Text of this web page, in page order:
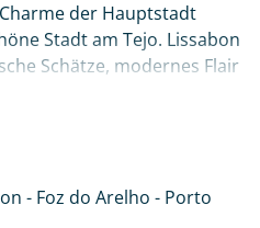
der Hauptstadt
Stadt am Tejo. Lissabon
Schätze, modernes Flair
Die reiche
Hauptstadt machen sie zu
unberührte Buchten
- Foz do Arelho - Porto